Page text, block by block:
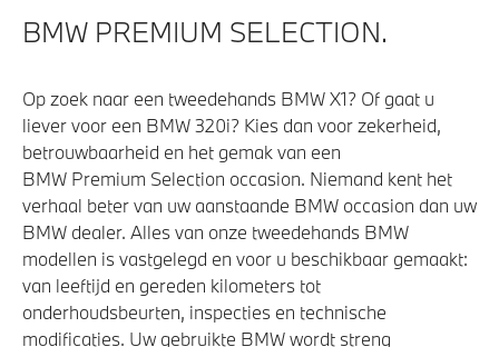
BMW PREMIUM SELECTION.
Op zoek naar een tweedehands BMW X1? Of gaat u
liever voor een BMW 320i? Kies dan voor zekerheid,
betrouwbaarheid en het gemak van een
BMW Premium Selection occasion. Niemand kent het
verhaal beter van uw aanstaande BMW occasion dan uw
BMW dealer. Alles van onze tweedehands BMW
modellen is vastgelegd en voor u beschikbaar gemaakt:
van leeftijd en gereden kilometers tot
onderhoudsbeurten, inspecties en technische
modificaties. Uw gebruikte BMW wordt streng